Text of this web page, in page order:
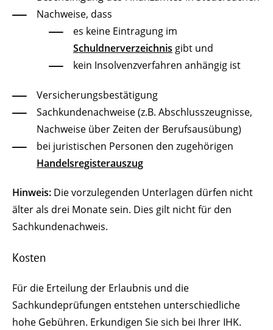
Nachweise, dass
es keine Eintragung im
Schuldnerverzeichnis gibt und
kein Insolvenzverfahren anhängig ist
Versicherungsbestätigung
Sachkundenachweise (z.B. Abschlusszeugnisse,
Nachweise über Zeiten der Berufsausübung)
bei juristischen Personen den zugehörigen
Handelsregisterauszug
Hinweis: Die vorzulegenden Unterlagen dürfen nicht
älter als drei Monate sein. Dies gilt nicht für den
Sachkundenachweis.
Kosten
Für die Erteilung der Erlaubnis und die
Sachkundeprüfungen entstehen unterschiedliche
hohe Gebühren. Erkundigen Sie sich bei Ihrer IHK.